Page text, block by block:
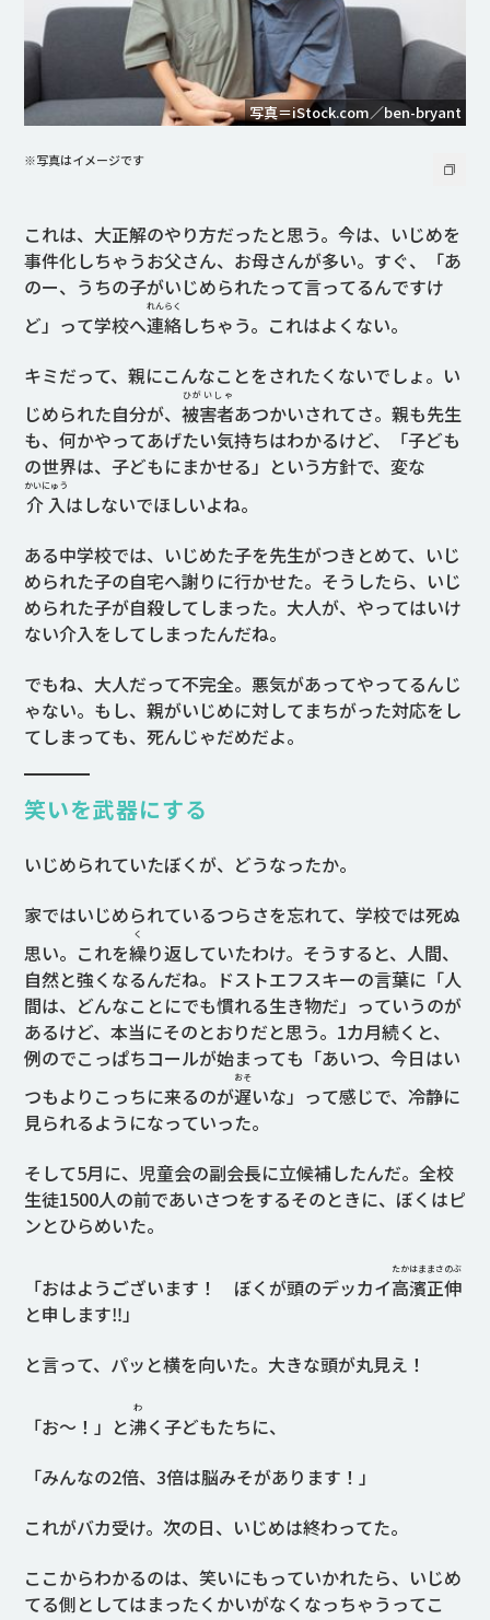
写真＝iStock.com／ben-bryant
※写真はイメージです
これは、大正解のやり方だったと思う。今は、いじめを
事件化しちゃうお父さん、お母さんが多い。すぐ、「あ
のー、うちの子がいじめられたって言ってるんですけ
ど」って学校へ連絡
れんらく
しちゃう。これはよくない。
キミだって、親にこんなことをされたくないでしょ。い
じめられた自分が、 被害者
ひがいしゃ
あつかいされてさ。親も先生
も、何かやってあげたい気持ちはわかるけど、「子ども
の世界は、子どもにまかせる」という方針で、変な
介入
かいにゅう
はしないでほしいよね。
ある中学校では、いじめた子を先生がつきとめて、いじ
められた子の自宅へ謝りに行かせた。そうしたら、いじ
められた子が自殺してしまった。大人が、やってはいけ
ない介入をしてしまったんだね。
でもね、大人だって不完全。悪気があってやってるんじ
ゃない。もし、親がいじめに対してまちがった対応をし
てしまっても、死んじゃだめだよ。
笑いを武器にする
いじめられていたぼくが、どうなったか。
家ではいじめられているつらさを忘れて、学校では死ぬ
思い。これを繰
く
り返していたわけ。そうすると、人間、
自然と強くなるんだね。ドストエフスキーの言葉に「人
間は、どんなことにでも慣れる生き物だ」っていうのが
あるけど、本当にそのとおりだと思う。1カ月続くと、
例のでこっぱちコールが始まっても「あいつ、今日はい
つもよりこっちに来るのが遅
おそ
いな」って感じで、冷静に
見られるようになっていった。
そして5月に、児童会の副会長に立候補したんだ。全校
生徒1500人の前であいさつをするそのときに、ぼくはピ
ンとひらめいた。
「おはようございます！ ぼくが頭のデッカイ高濱正伸
たかはままさのぶ
と申します‼」
と言って、パッと横を向いた。大きな頭が丸見え！
「お～！」と沸
わ
く子どもたちに、
「みんなの2倍、3倍は脳みそがあります！」
これがバカ受け。次の日、いじめは終わってた。
ここからわかるのは、笑いにもっていかれたら、いじめ
てる側としてはまったくかいがなくなっちゃうってこ